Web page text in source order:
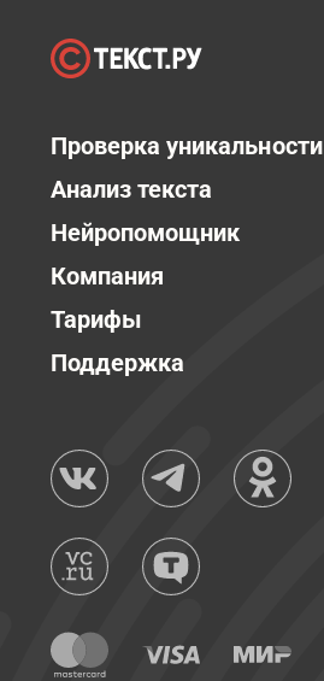
Проверка уникальности
Анализ текста
Нейропомощник
Компания
Тарифы
Поддержка